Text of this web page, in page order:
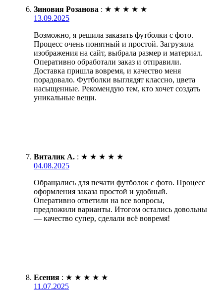
Зиновия Розанова : ★ ★ ★ ★ ★
13.09.2025
Возможно, я решила заказать футболки с фото.
Процесс очень понятный и простой. Загрузила
изображения на сайт, выбрала размер и материал.
Оперативно обработали заказ и отправили.
Доставка пришла вовремя, и качество меня
порадовало. Футболки выглядят классно, цвета
насыщенные. Рекомендую тем, кто хочет создать
уникальные вещи.
Виталик А. : ★ ★ ★ ★ ★
04.08.2025
Обращались для печати футболок с фото. Процесс
оформления заказа простой и удобный.
Оперативно ответили на все вопросы,
предложили варианты. Итогом остались довольны
— качество супер, сделали всё вовремя!
Есения : ★ ★ ★ ★ ★
11.07.2025